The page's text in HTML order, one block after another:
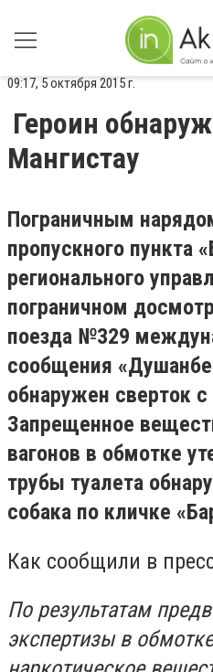
09:17, 5 октября 2015 г.
Героин
Мангистау
Пограничным
пропускного пункта
регионального
пограничном
поезда №329
сообщения
обнаружен сверток
Запрещенное
вагонов в обмотке
трубы туалета
собака по кличке
Как сообщили в
По результатам
экспертизы в